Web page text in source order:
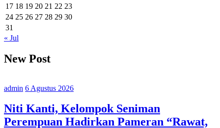
17 18 19 20 21 22 23
24 25 26 27 28 29 30
31
« Jul
New Post
admin 6 Agustus 2026
Niti Kanti, Kelompok Seniman
Perempuan Hadirkan Pameran “Rawat,